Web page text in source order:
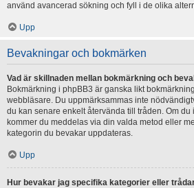
använd avancerad sökning och fyll i de olika
Upp
Bevakningar och bokmärken
Vad är skillnaden mellan bokmärkning och
Bokmärkning i phpBB3 är ganska likt
webbläsare. Du uppmärksammas inte
du kan senare enkelt återvända till tråden. Om
kommer du meddelas via din valda metod eller
kategorin du bevakar uppdateras.
Upp
Hur bevakar jag specifika kategorier eller